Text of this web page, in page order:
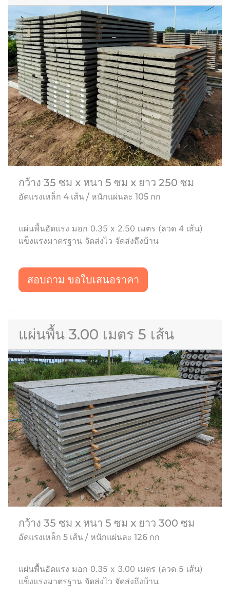
กว้าง 35 ซม x หนา 5 ซม x ยาว 250 ซม
อัดแรงเหล็ก 4 เส้น / หนักแผ่นละ 105 กก
แผ่นพื้นอัดแรง มอก 0.35 x 2.50 เมตร (ลวด 4 เส้น)
แข็งแรงมาตรฐาน จัดส่งไว จัดส่งถึงบ้าน
สอบถาม ขอใบเสนอราคา
แผ่นพื้น 3.00 เมตร 5 เส้น
กว้าง 35 ซม x หนา 5 ซม x ยาว 300 ซม
อัดแรงเหล็ก 5 เส้น / หนักแผ่นละ 126 กก
แผ่นพื้นอัดแรง มอก 0.35 x 3.00 เมตร (ลวด 5 เส้น)
แข็งแรงมาตรฐาน จัดส่งไว จัดส่งถึงบ้าน